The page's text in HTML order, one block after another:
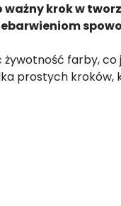
krok w
żywotność farby,
prostych